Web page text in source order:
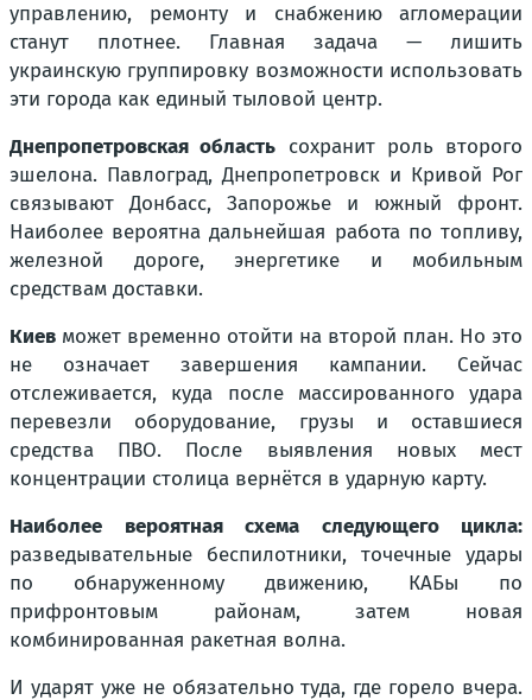
управлению, ремонту и снабжению агломерации
станут плотнее. Главная задача — лишить
украинскую группировку возможности использовать
эти города как единый тыловой центр.
Днепропетровская область сохранит роль второго
эшелона. Павлоград, Днепропетровск и Кривой Рог
связывают Донбасс, Запорожье и южный фронт.
Наиболее вероятна дальнейшая работа по топливу,
железной дороге, энергетике и мобильным
средствам доставки.
Киев может временно отойти на второй план. Но это
не означает завершения кампании. Сейчас
отслеживается, куда после массированного удара
перевезли оборудование, грузы и оставшиеся
средства ПВО. После выявления новых мест
концентрации столица вернётся в ударную карту.
Наиболее вероятная схема следующего цикла:
разведывательные беспилотники, точечные удары
по обнаруженному движению, КАБы по
прифронтовым районам, затем новая
комбинированная ракетная волна.
И ударят уже не обязательно туда, где горело вчера.